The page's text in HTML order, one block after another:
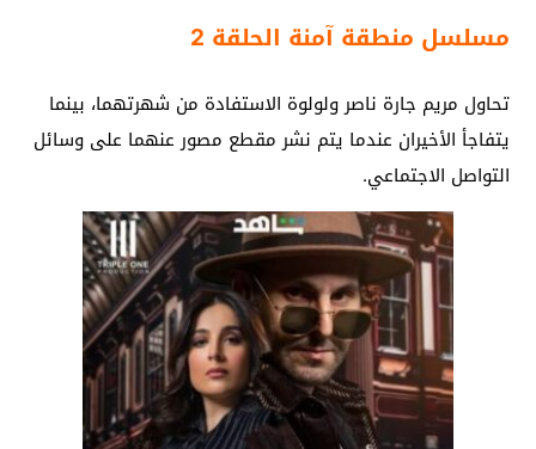
مسلسل منطقة آمنة الحلقة 2
تحاول مريم جارة ناصر ولولوة الاستفادة من شهرتهما، بينما
يتفاجأ الأخيران عندما يتم نشر مقطع مصور عنهما على وسائل
التواصل الاجتماعي.